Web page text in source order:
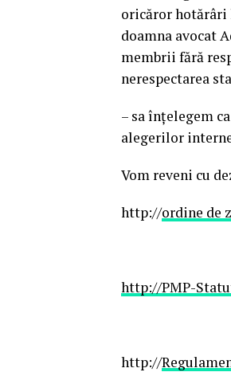
oricăror hotărâri
doamna avocat
membrii fără
nerespectarea
– sa înțelegem
alegerilor
Vom reveni cu
http://ordine de
http://PMP-
http://